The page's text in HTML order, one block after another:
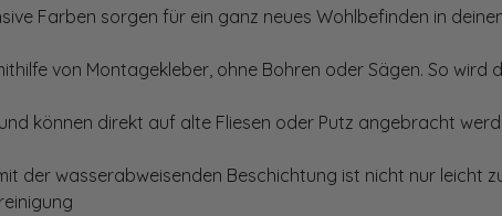
Farben sorgen für ein ganz neues Wohlbefinden in
von Montagekleber, ohne Bohren oder Sägen. So wird
können direkt auf alte Fliesen oder Putz angebracht
der wasserabweisenden Beschichtung ist nicht nur leicht